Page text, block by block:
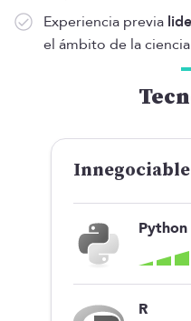
Experiencia previa
el ámbito de la
Innegociable
Python
R